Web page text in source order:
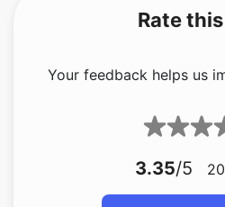
Rate
Your feedback helps us
3.35/5